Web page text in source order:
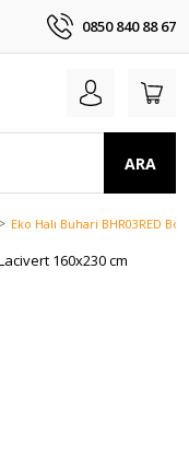
0850 840 88 67
ARA
Eko Halı Buhari BHR03RED